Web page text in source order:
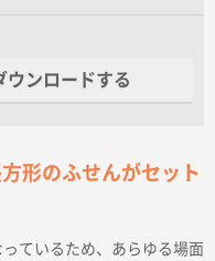
ウンロードする
形のふせんがセット
ているため、あらゆる場面